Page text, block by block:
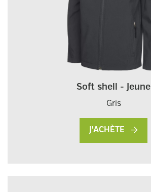
Soft shell - Jeune
Gris
J'ACHÈTE